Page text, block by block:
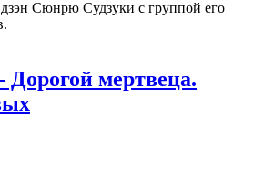
дзэн Сюнрю Судзуки с группой его
мертвеца.